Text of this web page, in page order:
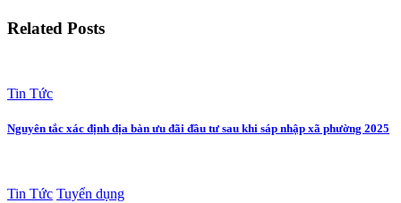
Related Posts
Tin Tức
Nguyên tắc xác định địa bàn ưu đãi đầu tư sau khi sáp nhập xã phường 2025
Tin Tức Tuyển dụng